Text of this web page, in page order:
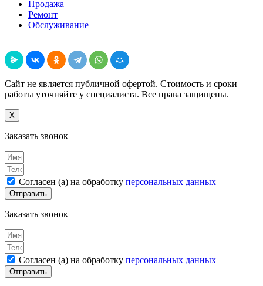
Продажа
Ремонт
Обслуживание
Сайт не является публичной офертой. Стоимость и сроки
работы уточняйте у специалиста. Все права защищены.
X
Заказать звонок
Согласен (а) на обработку персональных данных
Отправить
Заказать звонок
Согласен (а) на обработку персональных данных
Отправить